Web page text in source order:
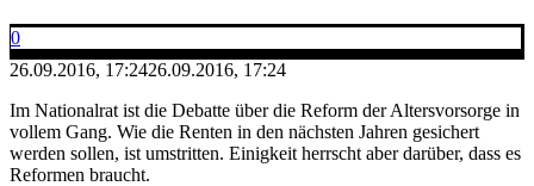
0
26.09.2016, 17:2426.09.2016, 17:24
Im Nationalrat ist die Debatte über die Reform der Altersvorsorge in
vollem Gang. Wie die Renten in den nächsten Jahren gesichert
werden sollen, ist umstritten. Einigkeit herrscht aber darüber, dass es
Reformen braucht.